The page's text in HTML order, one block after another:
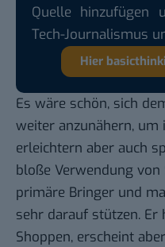
Quelle hinzufügen
Tech-Journalismus
Hier
Es wäre schön, sich
weiter anzunähern, um
erleichtern aber auch
bloße Verwendung
primäre Bringer und
sehr darauf stützen.
Shoppen, erscheint